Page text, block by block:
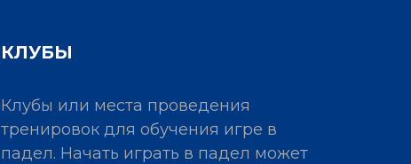
КЛУБЫ
Клубы или места проведения
тренировок для обучения игре в
падел. Начать играть в падел может